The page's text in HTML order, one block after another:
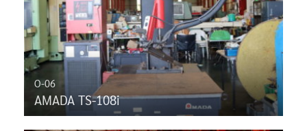
O-06
AMADA TS-108i